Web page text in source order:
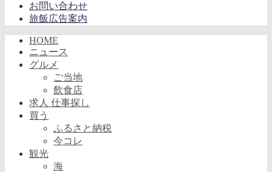
お問い合わせ
旅飯広告案内
HOME
ニュース
グルメ
ご当地
飲食店
求人 仕事探し
買う
ふるさと納税
今コレ
観光
海